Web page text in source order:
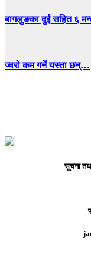
बागलुङका दुई सहित ६
ज्वरो कम गर्ने यस्ता छन्…
सूचना